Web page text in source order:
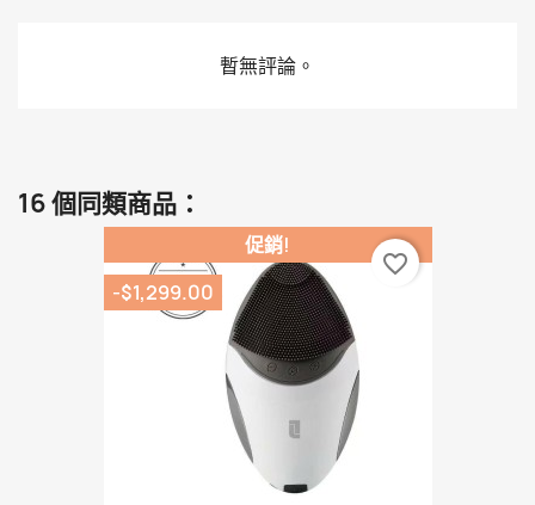
暫無評論。
16 個同類商品：
促銷!
-$1,299.00
favorite_border